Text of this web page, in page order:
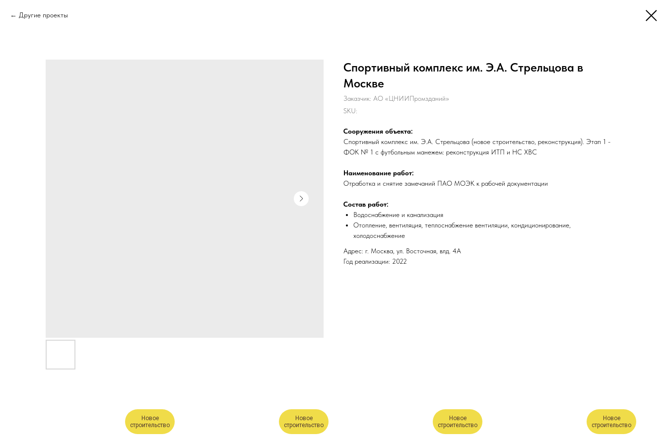
Другие проекты
Спортивный комплекс им. Э.А. Стрельцова в
Москве
Заказчик: АО «ЦНИИПромзданий»
SKU:
Сооружения объекта:
Спортивный комплекс им. Э.А. Стрельцова (новое строительство, реконструкция). Этап 1 -
ФОК № 1 с футбольным манежем: реконструкция ИТП и НС ХВС
Наименование работ:
Отработка и снятие замечаний ПАО МОЭК к рабочей документации
Состав работ:
Водоснабжение и канализация
Отопление, вентиляция, теплоснабжение вентиляции, кондиционирование,
холодоснабжение
Адрес: г. Москва, ул. Восточная, влд. 4А
Год реализации: 2022
Новое
строительство
Новое
строительство
Новое
строительство
Новое
строительство